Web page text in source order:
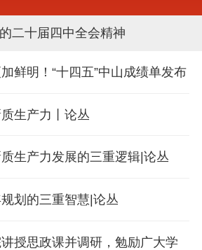
二十届四中全会精神
鲜明！“十四五”中山成绩单发布
生产力丨论丛
生产力发展的三重逻辑|论丛
划的三重智慧|论丛
授思政课并调研，勉励广大学